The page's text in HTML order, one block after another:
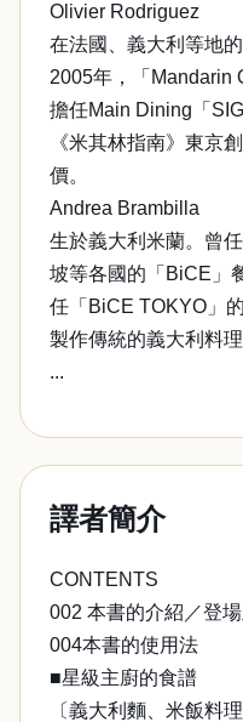
Olivier Rodriguez
在法國、義大利等地
2005年，「Mandarin
擔任Main Dining「
《米其林指南》東京
價。
Andrea Brambilla
生於義大利米蘭。曾
坡等各國的「BiCE」
任「BiCE TOKYO」
製作傳統的義大利料理
...
譯者簡介
CONTENTS
002 本書的介紹／登
004本書的使用法
■星級主廚的食譜
〔義大利麵、米飯料理